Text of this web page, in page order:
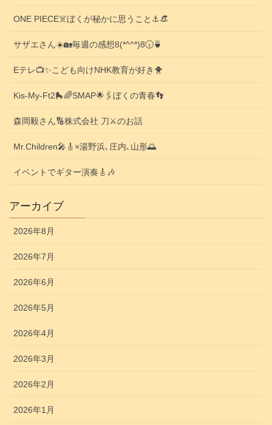
ONE PIECE☠️ぼくが秘かに思うこと⚓️👒
サザエさん☀️🏡毎週の感想8(*^^*)8🕡️🍵
Eテレ📺️✨こども向けNHK教育が好き🐥
Kis-My-Ft2🛼🌈SMAP🌟🖇️ぼくの青春👣
森岡毅さん🔢株式会社 刀⚔️のお話
Mr.Children🎤🎸×湯野浜､庄内､山形🌅
イベントでギター演奏🎸🎶
アーカイブ
2026年8月
2026年7月
2026年6月
2026年5月
2026年4月
2026年3月
2026年2月
2026年1月